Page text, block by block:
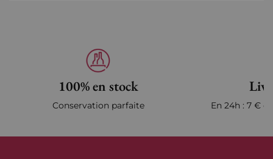
100% en stock
Conservation parfaite En 24h : 7 €